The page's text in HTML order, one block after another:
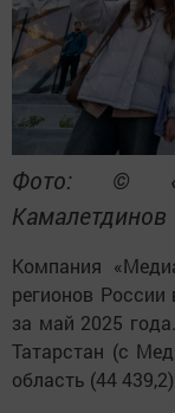
Фото: ©
Камалетдинов
Компания
регионов России
за май 2025
Татарстан (с
область (44